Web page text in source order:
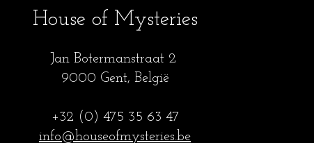
House of Mysteries
Jan Botermanstraat 2
9000 Gent, België
+32 (0) 475 35 63 47
info@houseofmysteries.be